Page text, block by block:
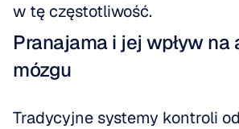
w tę częstotliwość.
Pranajama i jej wpływ
mózgu
Tradycyjne systemy kontroli